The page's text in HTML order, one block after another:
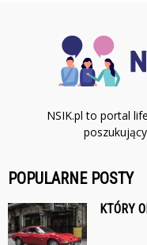
NSIK.pl to portal
POPULARNE POSTY
KTÓRY